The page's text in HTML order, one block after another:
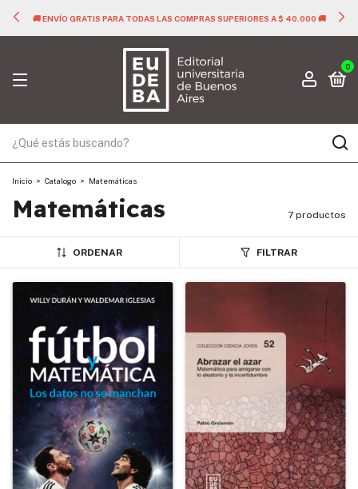
🚚 ENVÍO GRATIS PARA TODAS LAS COMPRAS SUPERIORES A $ 40.000 🚚
0
Inicio > Catalogo > Matemáticas
Matemáticas 7 productos
ORDENAR FILTRAR